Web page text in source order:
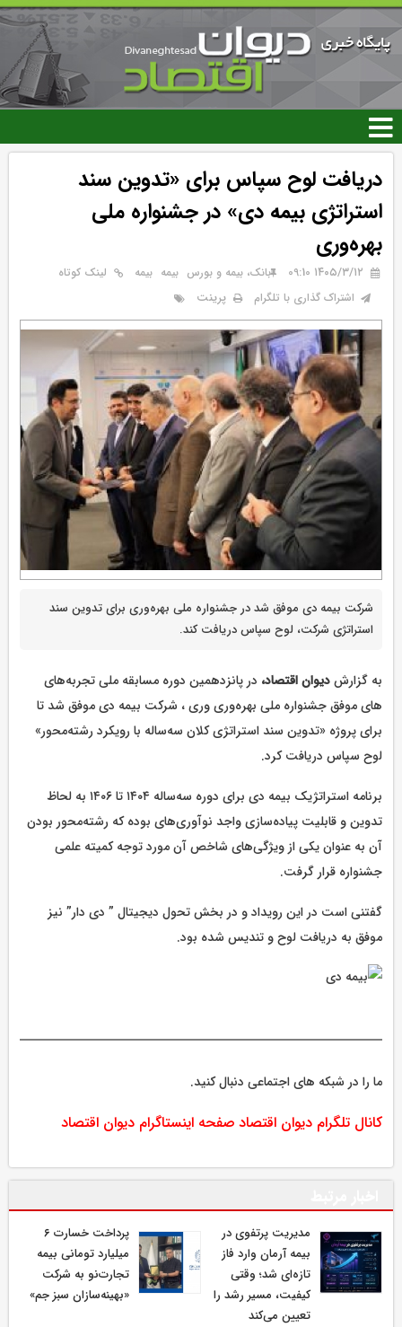
رفتن
محتوای
اصلی
دریافت لوح سپاس برای «تدوین سند
استراتژی بیمه دی» در جشنواره ملی
بهره‌وری
۱۴۰۵/۳/۱۲ 09:10 بانک، بیمه و بورس بيمه بیمه
لینک کوتاه
اشتراک گذاری با تلگرام
پرینت
شرکت بیمه دی موفق شد در جشنواره ملی بهره‌وری برای تدوین سند
استراتژی شرکت، لوح سپاس دریافت کند.
به گزارشدیوان اقتصاد، در پانزدهمین دوره مسابقه ملی تجربه‌های
های موفق جشنواره ملی بهره‌وری وری ، شرکت بیمه دی موفق شد تا
برای پروژه‌ «تدوین سند استراتژی کلان سه‌ساله با رویکرد رشته‌محور»
لوح سپاس دریافت کرد.
برنامه استراتژیک بیمه دی برای دوره سه‌ساله ۱۴۰۴ تا ۱۴۰۶ به لحاظ
تدوین و قابلیت پیاده‌سازی واجد نوآوری‌های بوده که رشته‌محور بودن
آن به عنوان یکی از ویژگی‌های شاخص آن مورد توجه کمیته علمی
جشنواره قرار گرفت.
گفتنی است در این رویداد و در بخش تحول دیجیتال ” دی دار” نیز
موفق به دریافت لوح و تندیس شده بود.
ما را در شبکه های اجتماعی دنبال کنید.
کانال تلگرام دیوان اقتصاد صفحه اینستاگرام دیوان اقتصاد
مدیریت پرتفوی در
بیمه آرمان وارد فاز
تازه‌ای شد؛ وقتی
کیفیت، مسیر رشد را
تعیین می‌کند
پرداخت خسارت ۶
میلیارد تومانی بیمه
تجارت‌نو به شرکت
«بهینه‌سازان سبز جم»